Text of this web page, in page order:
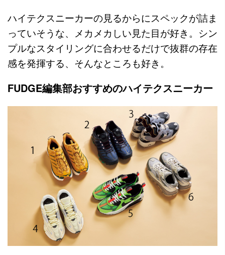
ハイテクスニーカーの見るからにスペックが詰ま
っていそうな、メカメカしい見た目が好き。シン
プルなスタイリングに合わせるだけで抜群の存在
感を発揮する、そんなところも好き。
FUDGE編集部おすすめのハイテクスニーカー